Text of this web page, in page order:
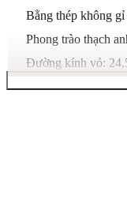
Bằng thép không
Phong trào thạch
Đường kính vỏ:
Chống nước ở độ